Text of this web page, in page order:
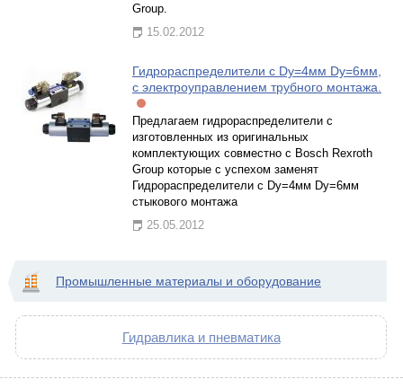
Group.
15.02.2012
Гидрораспределители с Dy=4мм Dy=6мм,
с электроуправлением трубного монтажа.
Предлагаем гидрораспределители с
изготовленных из оригинальных
комплектующих совместно с Bosch Rexroth
Group которые с успехом заменят
Гидрораспределители с Dy=4мм Dy=6мм
стыкового монтажа
25.05.2012
Промышленные материалы и оборудование
Гидравлика и пневматика